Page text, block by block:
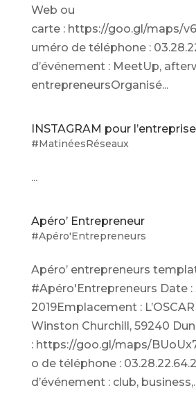
Web ou
carte : https://goo.gl/maps/
uméro de téléphone :
d’événement : MeetUp,
entrepreneursOrganisé...
INSTAGRAM pour l’entreprise
#MatinéesRéseaux
...
Apéro’ Entrepreneur
#Apéro'Entrepreneurs
Apéro’ entrepreneurs
#Apéro'Entrepreneurs Date :
2019Emplacement :
Winston Churchill, 59240
: https://goo.gl/maps/
o de téléphone :
d’événement : club,